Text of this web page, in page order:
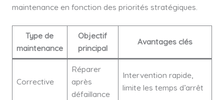
maintenance en fonction des priorités stratégiques.
Type de
maintenance
Objectif
principal
Avantages clés
Corrective
Réparer
après
défaillance
Intervention rapide,
limite les temps d’arrêt